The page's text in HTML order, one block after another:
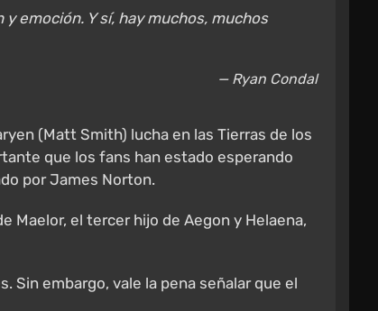
emoción. Y sí, hay muchos, muchos
— Ryan Condal
(Matt Smith) lucha en las Tierras de los
que los fans han estado esperando
por James Norton.
Maelor, el tercer hijo de Aegon y Helaena,
Sin embargo, vale la pena señalar que el